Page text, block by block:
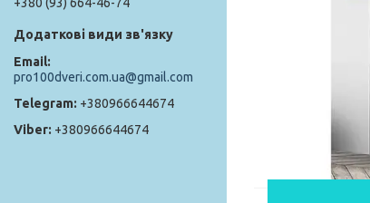
pro100dveri.com.ua@gmail.com
+380966644674
+380966644674